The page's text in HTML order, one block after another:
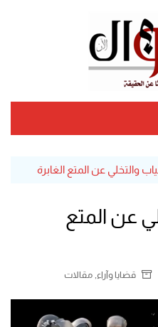
والتخلي عن المتع الغابرة
عن المتع
قضايا وآراء مقالات